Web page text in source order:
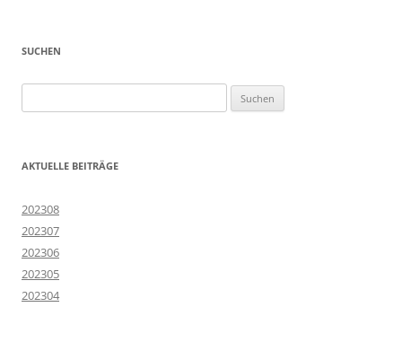
SUCHEN
nach:
AKTUELLE BEITRÄGE
202308
202307
202306
202305
202304